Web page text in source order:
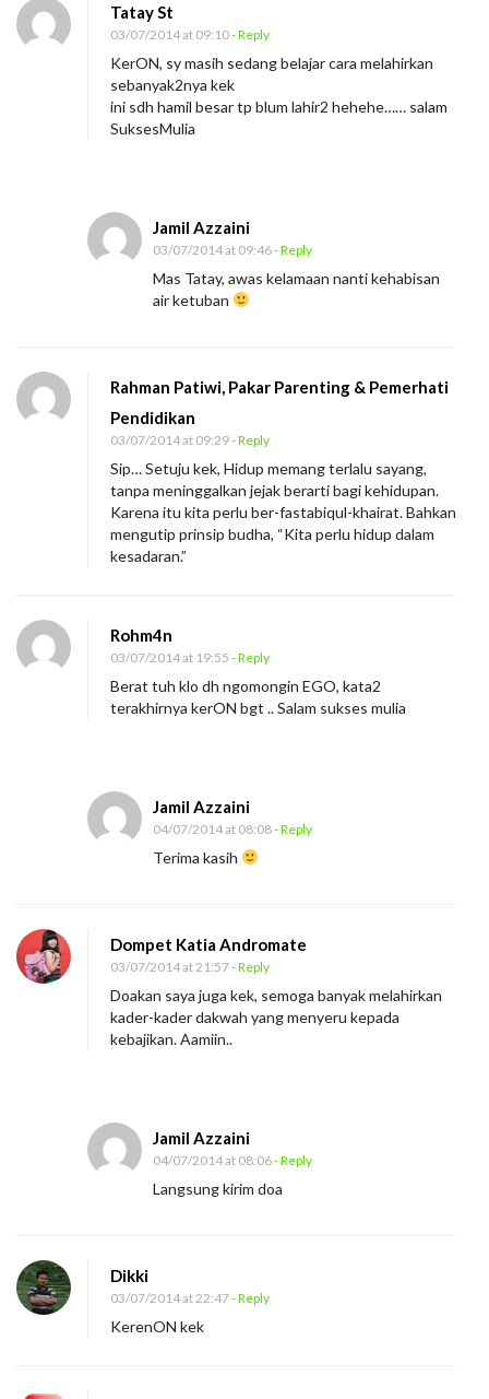
r
k
a
n
Tatay St
03/07/2014 at 09:10- Reply
KerON, sy masih sedang belajar cara melahirkan
sebanyak2nya kek
ini sdh hamil besar tp blum lahir2 hehehe…… salam
SuksesMulia
Jamil Azzaini
03/07/2014 at 09:46- Reply
Mas Tatay, awas kelamaan nanti kehabisan
air ketuban
Rahman Patiwi, Pakar Parenting & Pemerhati
Pendidikan
03/07/2014 at 09:29- Reply
Sip… Setuju kek, Hidup memang terlalu sayang,
tanpa meninggalkan jejak berarti bagi kehidupan.
Karena itu kita perlu ber-fastabiqul-khairat. Bahkan
mengutip prinsip budha, “Kita perlu hidup dalam
kesadaran.”
Rohm4n
03/07/2014 at 19:55 - Reply
Berat tuh klo dh ngomongin EGO, kata2
terakhirnya kerON bgt .. Salam sukses mulia
Jamil Azzaini
04/07/2014 at 08:08- Reply
Terima kasih
Dompet Katia Andromate
03/07/2014 at 21:57- Reply
Doakan saya juga kek, semoga banyak melahirkan
kader-kader dakwah yang menyeru kepada
kebajikan. Aamiin..
Jamil Azzaini
04/07/2014 at 08:06- Reply
Langsung kirim doa
Dikki
03/07/2014 at 22:47- Reply
KerenON kek